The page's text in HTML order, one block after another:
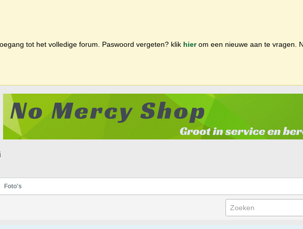
tot het volledige forum. Paswoord vergeten? klik hierom een nieuwe aan te vragen.
Foto's